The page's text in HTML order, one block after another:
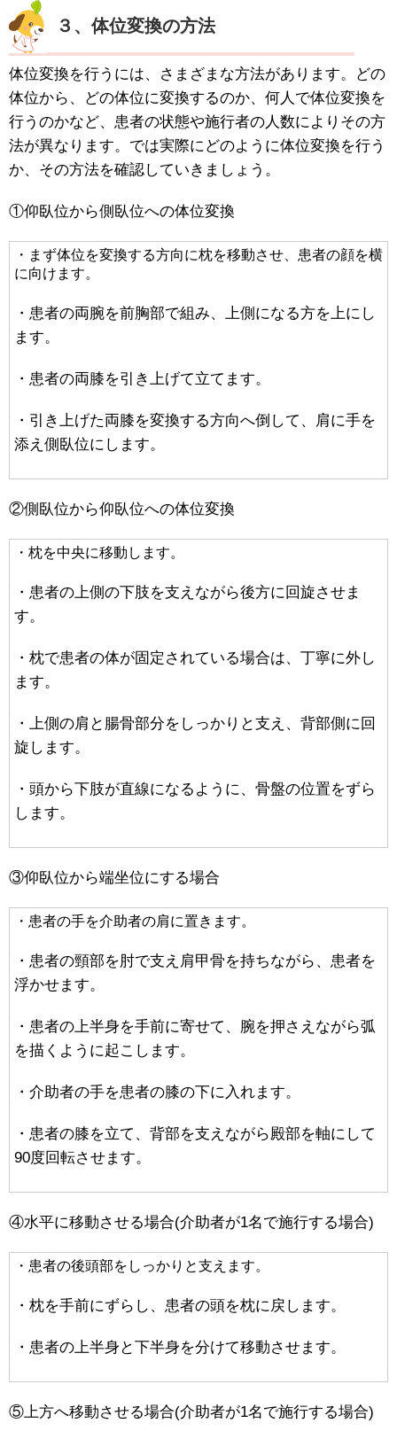
３、体位変換の方法
体位変換を行うには、さまざまな方法があります。どの
体位から、どの体位に変換するのか、何人で体位変換を
行うのかなど、患者の状態や施行者の人数によりその方
法が異なります。では実際にどのように体位変換を行う
か、その方法を確認していきましょう。
①仰臥位から側臥位への体位変換
・まず体位を変換する方向に枕を移動させ、患者の顔を横
に向けます。
・患者の両腕を前胸部で組み、上側になる方を上にし
ます。
・患者の両膝を引き上げて立てます。
・引き上げた両膝を変換する方向へ倒して、肩に手を
添え側臥位にします。
②側臥位から仰臥位への体位変換
・枕を中央に移動します。
・患者の上側の下肢を支えながら後方に回旋させま
す。
・枕で患者の体が固定されている場合は、丁寧に外し
ます。
・上側の肩と腸骨部分をしっかりと支え、背部側に回
旋します。
・頭から下肢が直線になるように、骨盤の位置をずら
します。
③仰臥位から端坐位にする場合
・患者の手を介助者の肩に置きます。
・患者の頸部を肘で支え肩甲骨を持ちながら、患者を
浮かせます。
・患者の上半身を手前に寄せて、腕を押さえながら弧
を描くように起こします。
・介助者の手を患者の膝の下に入れます。
・患者の膝を立て、背部を支えながら殿部を軸にして
90度回転させます。
④水平に移動させる場合(介助者が1名で施行する場合)
・患者の後頭部をしっかりと支えます。
・枕を手前にずらし、患者の頭を枕に戻します。
・患者の上半身と下半身を分けて移動させます。
⑤上方へ移動させる場合(介助者が1名で施行する場合)